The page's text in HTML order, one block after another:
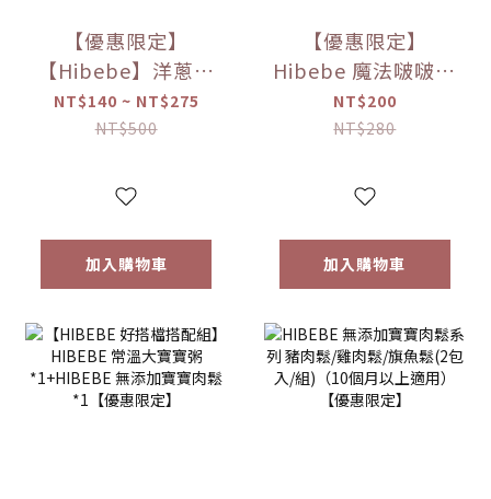
【優惠限定】
【Hibebe】洋蔥蘋
果魚湯250ml/包｜
2包/盒｜虱目魚湯
6m+｜常溫｜【優
NT$140 ~ NT$275
NT$500
加入購物車
【優惠限定】
Hibebe 魔法啵啵棒
牛奶/草莓/起司/藍
莓葡萄/芒果(150g/
NT$200
NT$280
加入購物車